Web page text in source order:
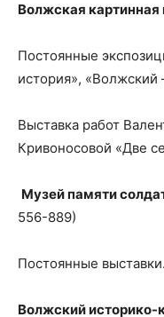
Волжская картинная
Постоянные
история»,
Выставка работ
Кривоносовой «Две
Музей памяти
556-889)
Постоянные выставки.
Волжский историко-